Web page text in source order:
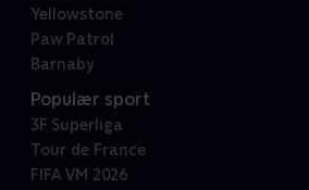
Yellowstone
Paw Patrol
Barnaby
Populær sport
3F Superliga
Tour de France
FIFA VM 2026